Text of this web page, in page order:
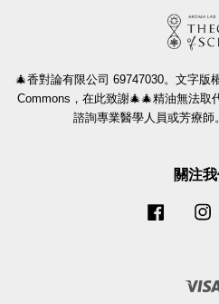
🎄香對論有限公司 69747030。文字版
Commons，在此致謝🎄🎄精油無法取
諮詢專業醫學人員或芳療師
關注我
Facebook